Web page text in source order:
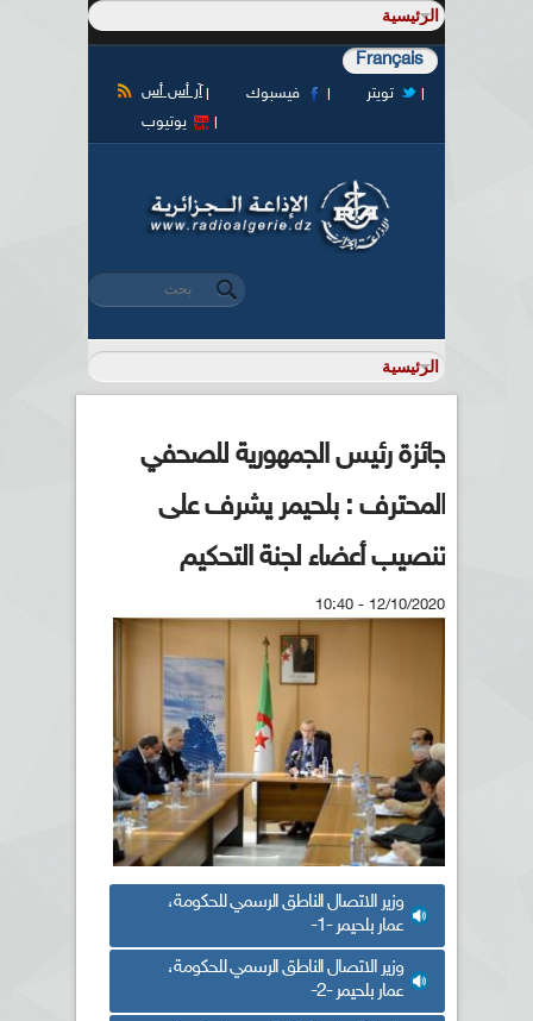
Français
آر أس أس فيسبوك
تويتر
يوتيوب
استمارة البحث
‏بحث ‏
جائزة رئيس الجمهورية للصحفي
المحترف : بلحيمر يشرف على
تنصيب أعضاء لجنة التحكيم
12/10/2020 - 10:40
وزير الاتصال الناطق الرسمي للحكومة،
عمار بلحيمر -1-
وزير الاتصال الناطق الرسمي للحكومة،
عمار بلحيمر -2-